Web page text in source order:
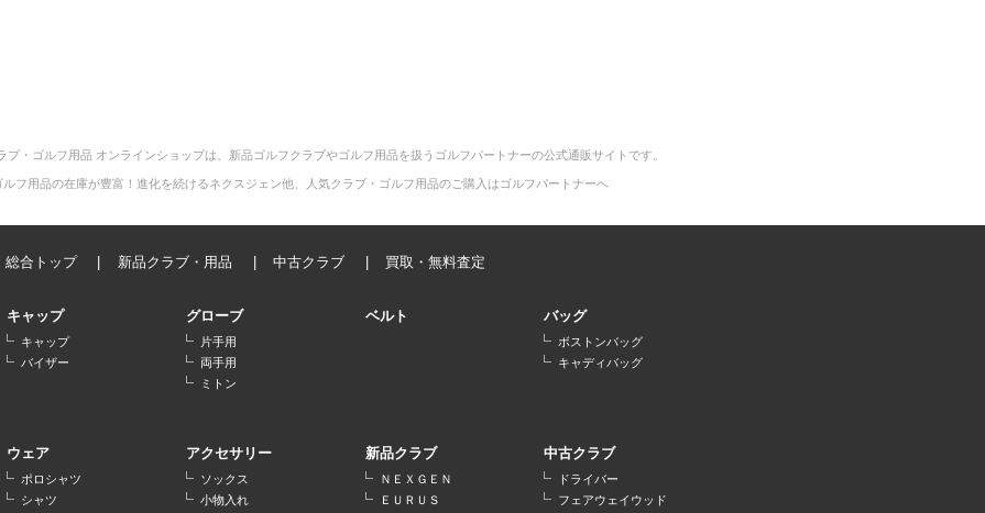
ブ・ゴルフ用品 オンラインショップは、新品ゴルフクラブやゴルフ用品を扱うゴルフパートナーの公式通販サイトです。
フ用品の在庫が豊富！進化を続けるネクスジェン他、人気クラブ・ゴルフ用品のご購入はゴルフパートナーへ
総合トップ 新品クラブ・用品 中古クラブ 買取・無料査定
キャップ
キャップ
バイザー
グローブ
片手用
両手用
ミトン
ベルト バッグ
ボストンバッグ
キャディバッグ
ウェア
ポロシャツ
シャツ
アクセサリー
ソックス
小物入れ
新品クラブ
ＮＥＸＧＥＮ
ＥＵＲＵＳ
中古クラブ
ドライバー
フェアウェイウッド